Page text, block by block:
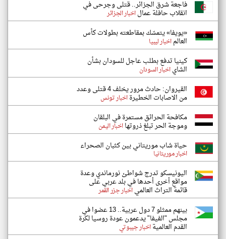
فاجعة شرق الجزائر.. قتلى وجرحى في
انقلاب حافلة عمالاخبار الجزائر
«يويفا» يتمسّك بمقاطعته بطولات كأس
العالماخبار ليبيا
كينيا تدفع بطلب عاجل للسودان بشأن
الشاياخبار السودان
القيروان: حادث مرور يخلف 4 قتلى وعدد
من الاصابات الخطيرةاخبار تونس
مكافحة الحرائق مستمرة في البلقان
وموجة الحر تبلغ ذروتهااخبار اليمن
حياة شاب موريتاني بين كثبان الصحراء
اخبار موريتانيا
اليونيسكو تدرج شواطئ نورماندي وعدة
مواقع أخرى أحدها في بلد عربي على
قائمة التراث العالمياخبار جزر القمر
بينهم ممثلو 7 دول عربية.. 13 عضوا في
مجلس "الفيفا" يدعمون عودة روسيا لكرة
القدم العالميةاخبار جيبوتي